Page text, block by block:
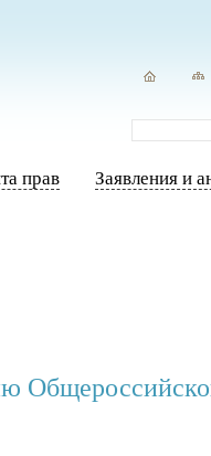
прав Заявления и